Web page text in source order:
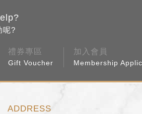
呢?
禮券專區
Gift Voucher
加入會員
Membership
ADDRESS